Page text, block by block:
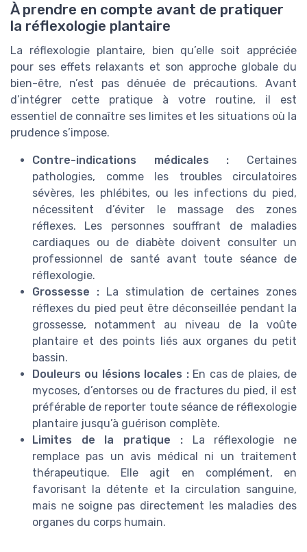
À prendre en compte avant de pratiquer
la réflexologie plantaire
La réflexologie plantaire, bien qu’elle soit appréciée
pour ses effets relaxants et son approche globale du
bien-être, n’est pas dénuée de précautions. Avant
d’intégrer cette pratique à votre routine, il est
essentiel de connaître ses limites et les situations où la
prudence s’impose.
Contre-indications médicales : Certaines
pathologies, comme les troubles circulatoires
sévères, les phlébites, ou les infections du pied,
nécessitent d’éviter le massage des zones
réflexes. Les personnes souffrant de maladies
cardiaques ou de diabète doivent consulter un
professionnel de santé avant toute séance de
réflexologie.
Grossesse :La stimulation de certaines zones
réflexes du pied peut être déconseillée pendant la
grossesse, notamment au niveau de la voûte
plantaire et des points liés aux organes du petit
bassin.
Douleurs ou lésions locales :En cas de plaies, de
mycoses, d’entorses ou de fractures du pied, il est
préférable de reporter toute séance de réflexologie
plantaire jusqu’à guérison complète.
Limites de la pratique :La réflexologie ne
remplace pas un avis médical ni un traitement
thérapeutique. Elle agit en complément, en
favorisant la détente et la circulation sanguine,
mais ne soigne pas directement les maladies des
organes du corps humain.